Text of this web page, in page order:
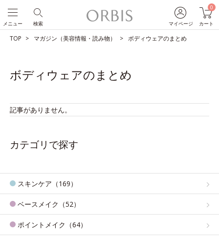
マイページ
0
カート
検索
メニュー
TOP マガジン（美容情報・読み物） ボディウェアのまとめ
ボディウェアのまとめ
記事がありません。
カテゴリで探す
スキンケア（169）
ベースメイク（52）
ポイントメイク（64）